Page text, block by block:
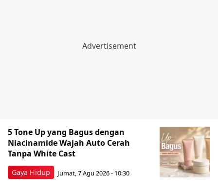
Gaya Hidup
5 Tone Up yang Bagus dengan
Niacinamide Wajah Auto Cerah
Tanpa White Cast
Jumat, 7 Agu 2026 - 10:30